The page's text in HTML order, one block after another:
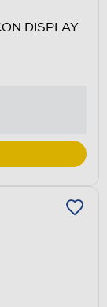
DISPLAY